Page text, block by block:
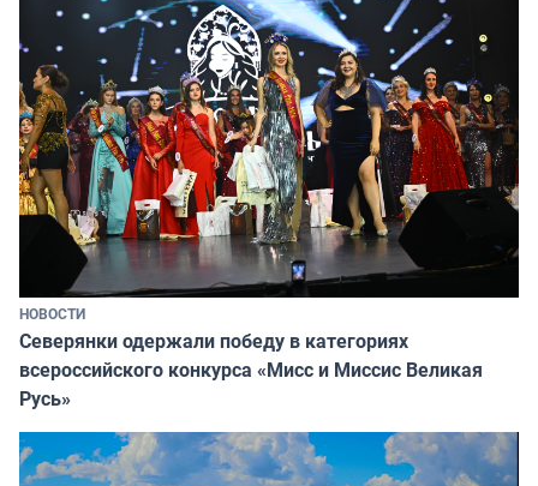
НОВОСТИ
Северянки одержали победу в категориях
всероссийского конкурса «Мисс и Миссис Великая
Русь»